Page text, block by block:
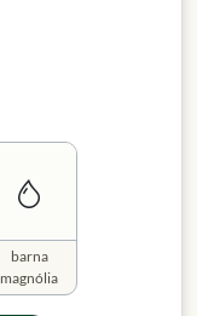
barna
magnólia